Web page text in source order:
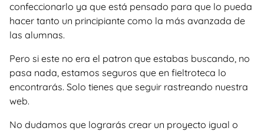
confeccionarlo ya que está pensado para que lo pueda
hacer tanto un principiante como la más avanzada de
las alumnas.
Pero si este no era el patron que estabas buscando, no
pasa nada, estamos seguros que en fieltroteca lo
encontrarás. Solo tienes que seguir rastreando nuestra
web.
No dudamos que lograrás crear un proyecto igual o